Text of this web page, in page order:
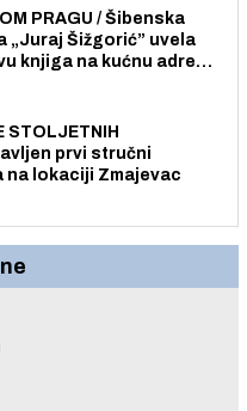
PRAGU / Šibenska
„Juraj Šižgorić” uvela
knjiga na kućnu adresu
STOLJETNIH
prvi stručni
lokaciji Zmajevac